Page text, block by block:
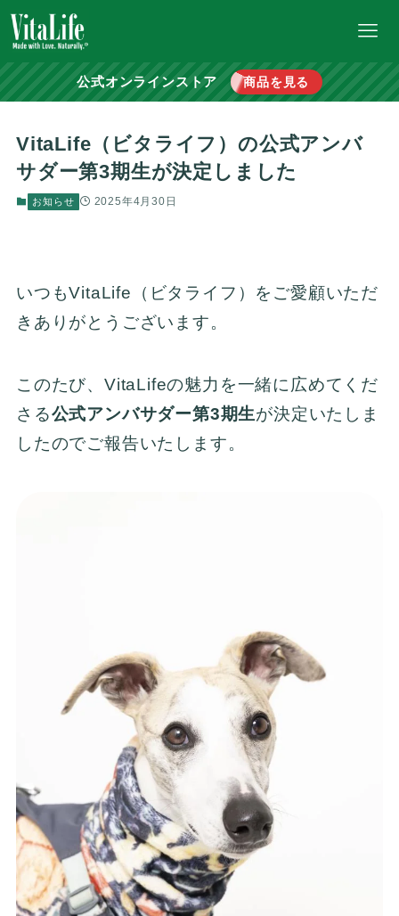
公式オンラインストア 商品を見る
VitaLife（ビタライフ）の公式アンバ
サダー第3期生が決定しました
お知らせ 2025年4月30日
いつもVitaLife（ビタライフ）をご愛顧いただ
きありがとうございます。
このたび、VitaLifeの魅力を一緒に広めてくだ
さる公式アンバサダー第3期生が決定いたしま
したのでご報告いたします。